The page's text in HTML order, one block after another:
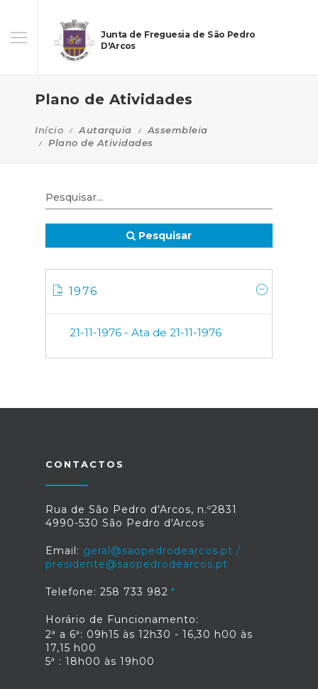
Junta de Freguesia de São Pedro
D'Arcos
Plano de Atividades
Início Autarquia
Assembleia
Plano de Atividades
Pesquisar
1976
21-11-1976 - Ata de 21-11-1976
CONTACTOS
Rua de São Pedro d'Arcos, n.º2831
4990-530 São Pedro d'Arcos
Email: geral@saopedrodearcos.pt /
presidente@saopedrodearcos.pt
Telefone: 258 733 982
Horário de Funcionamento:
2ª a 6ª: 09h15 às 12h30 - 16,30 h00 às
17,15 h00
5ª : 18h00 às 19h00